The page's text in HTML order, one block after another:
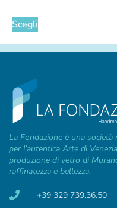
Scegli
La Fondazione è una
per l’autentica Arte di
produzione di vetro di
raffinatezza e bellezza.
+39 329 739.36.50